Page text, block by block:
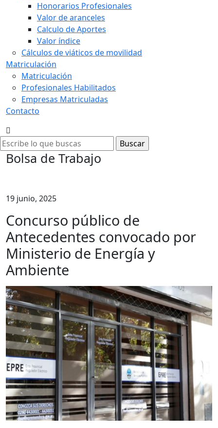
Honorarios Profesionales
Valor de aranceles
Calculo de Aportes
Valor índice
Cálculos de viáticos de movilidad
Matriculación
Matriculación
Profesionales Habilitados
Empresas Matriculadas
Contacto
Bolsa de Trabajo
19 junio, 2025
Concurso público de
Antecedentes convocado por
Ministerio de Energía y
Ambiente